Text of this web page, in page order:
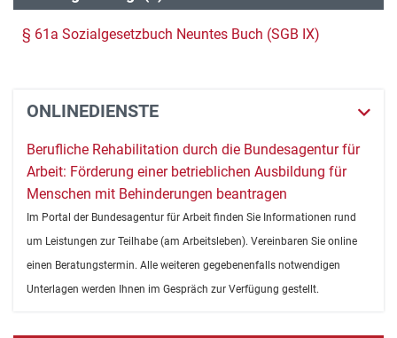
§ 61a Sozialgesetzbuch Neuntes Buch (SGB IX)
ONLINEDIENSTE
Berufliche Rehabilitation durch die Bundesagentur für
Arbeit: Förderung einer betrieblichen Ausbildung für
Menschen mit Behinderungen beantragen
Im Portal der Bundesagentur für Arbeit finden Sie Informationen rund
um Leistungen zur Teilhabe (am Arbeitsleben). Vereinbaren Sie online
einen Beratungstermin. Alle weiteren gegebenenfalls notwendigen
Unterlagen werden Ihnen im Gespräch zur Verfügung gestellt.